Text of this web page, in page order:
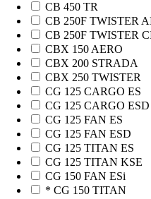
CB 450 TR
CB 250F TWISTER
CB 250F TWISTER
CBX 150 AERO
CBX 200 STRADA
CBX 250 TWISTER
CG 125 CARGO ES
CG 125 CARGO ESD
CG 125 FAN ES
CG 125 FAN ESD
CG 125 TITAN ES
CG 125 TITAN KSE
CG 150 FAN ESi
* CG 150 TITAN